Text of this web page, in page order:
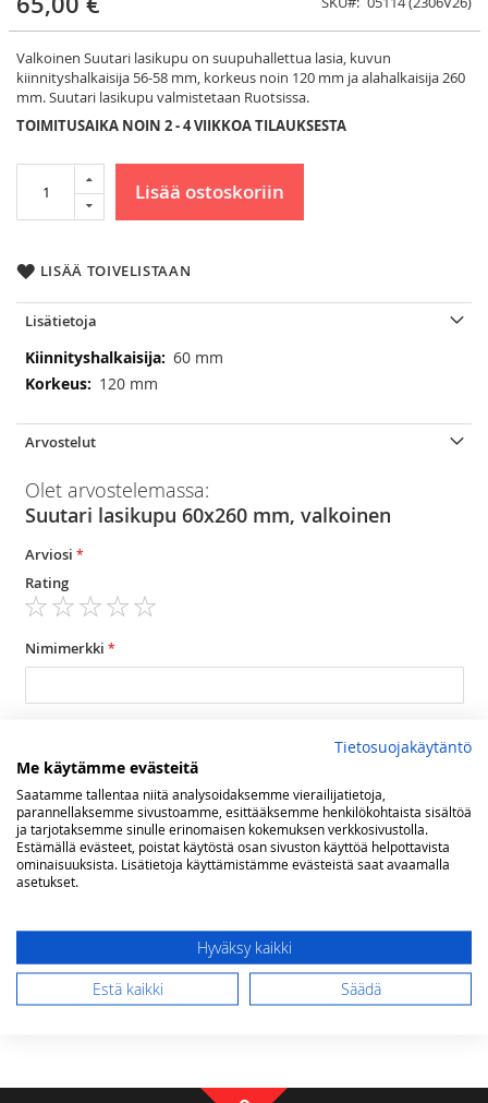
Valkoinen Suutari lasikupu on suupuhallettua lasia, kuvun
kiinnityshalkaisija 56-58 mm, korkeus noin 120 mm ja alahalkaisija 260
mm. Suutari lasikupu valmistetaan Ruotsissa.
TOIMITUSAIKA NOIN 2 - 4 VIIKKOA TILAUKSESTA
Lisää ostoskoriin
LISÄÄ TOIVELISTAAN
Lisätietoja
Lisätietoja
60 mm
120 mm
Arvostelut
Olet arvostelemassa:
Suutari lasikupu 60x260 mm, valkoinen
Arviosi
Rating
star
stars
stars
stars
stars
Nimimerkki
Arvostelu
Lähetä arvostelu
Tietosuojakäytäntö
Me käytämme evästeitä
Saatamme tallentaa niitä analysoidaksemme vierailijatietoja,
parannellaksemme sivustoamme, esittääksemme henkilökohtaista sisältöä
ja tarjotaksemme sinulle erinomaisen kokemuksen verkkosivustolla.
Estämällä evästeet, poistat käytöstä osan sivuston käyttöä helpottavista
ominaisuuksista. Lisätietoja käyttämistämme evästeistä saat avaamalla
asetukset.
Hyväksy kaikki
Estä kaikki Säädä